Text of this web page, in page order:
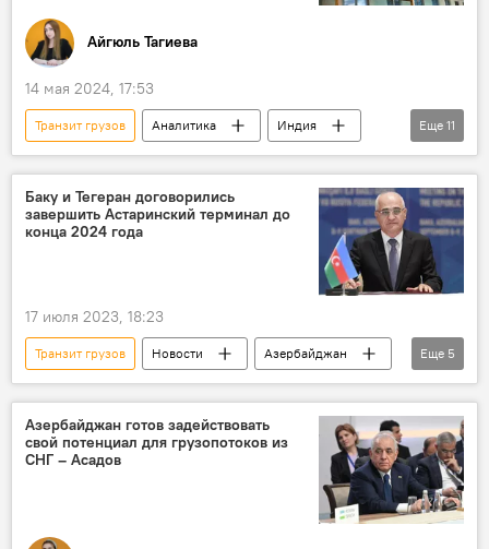
международный транспортный коридор "Север-Юг"
правовая база
Айгюль Тагиева
14 мая 2024, 17:53
Транзит грузов Аналитика
Индия
Азербайджан
Коридор "Север-Юг"
Транскаспийский международный транспортный коридор
Экономика
Еще 11
Баку и Тегеран договорились
завершить Астаринский терминал до
конца 2024 года
17 июля 2023, 18:23
Транзит грузов Новости
Азербайджан
Иран
Экономика
Коридор "Север-Юг"
Шахин Мустафаев
Еще 5
Азербайджан готов задействовать
свой потенциал для грузопотоков из
СНГ – Асадов